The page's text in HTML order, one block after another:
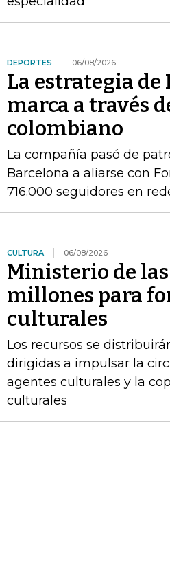
DEPORTES 06/08/2026
La estrategia
marca a través
colombiano
La compañía pasó de
Barcelona a aliarse con
716.000 seguidores en
CULTURA 06/08/2026
Ministerio de
millones para
culturales
Los recursos se
dirigidas a impulsar la
agentes culturales y la
culturales